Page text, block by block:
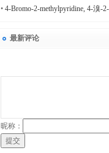
• 4-Bromo-2-methylpyridine, 4-溴-
最新评论
昵称：
提交